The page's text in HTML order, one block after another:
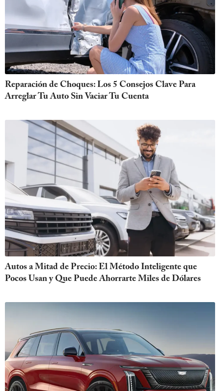
Reparación de Choques: Los 5 Consejos Clave Para
Arreglar Tu Auto Sin Vaciar Tu Cuenta
Autos a Mitad de Precio: El Método Inteligente que
Pocos Usan y Que Puede Ahorrarte Miles de Dólares